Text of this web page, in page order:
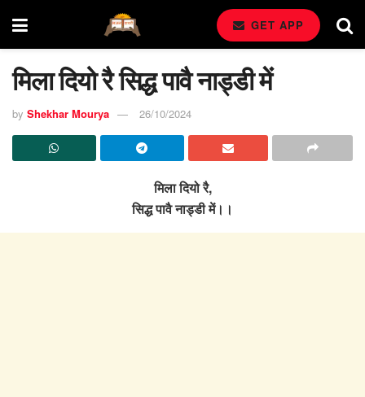
GET APP
मिला दियो रै सिद्ध पावै नाड्डी में
by Shekhar Mourya 26/10/2024
मिला दियो रै,
सिद्ध पावै नाड्डी में।।